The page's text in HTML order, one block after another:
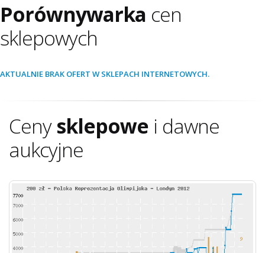
Porównywarka cen
sklepowych
AKTUALNIE BRAK OFERT W SKLEPACH INTERNETOWYCH.
Cenysklepowe i dawne
aukcyjne